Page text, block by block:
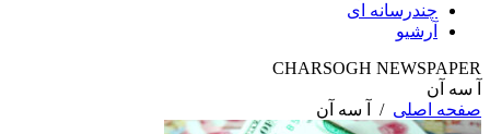
چندرسانه ای
آرشیو
CHARSOGH NEWSPAPER
آ سه آن
صفحه اصلی / آ سه آن